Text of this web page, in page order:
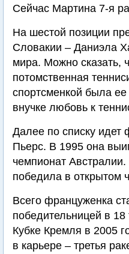
Сейчас Мартина 7-я
На шестой позиции
Словакии – Даниэла
мира. Можно сказать,
потомственная
спортсменкой была
внучке любовь к
Далее по списку
Пьерс. В 1995 она
чемпионат
победила в открытом
Всего француженка
победительницей в
Кубке Кремля в 2005
в карьере – третья